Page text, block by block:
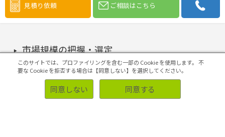
見積り依頼 ご相談はこちら
市場機会の発見
市場規模の把握・選定
コンセプトの開発・評価
このサイトでは、プロファイリングを含む一部の Cookie を使用します。 不
要な Cookie を拒否する場合は【同意しない】を選択してください。
同意しない 同意する